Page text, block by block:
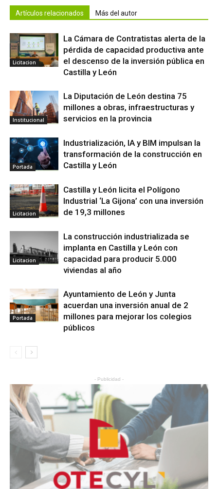
Artículos relacionados Más del autor
Licitacion
La Cámara de Contratistas alerta de la
pérdida de capacidad productiva ante
el descenso de la inversión pública en
Castilla y León
Institucional
La Diputación de León destina 75
millones a obras, infraestructuras y
servicios en la provincia
Portada
Industrialización, IA y BIM impulsan la
transformación de la construcción en
Castilla y León
Licitacion
Castilla y León licita el Polígono
Industrial ‘La Gijona’ con una inversión
de 19,3 millones
Licitacion
La construcción industrializada se
implanta en Castilla y León con
capacidad para producir 5.000
viviendas al año
Portada
Ayuntamiento de León y Junta
acuerdan una inversión anual de 2
millones para mejorar los colegios
públicos
- Publicidad -